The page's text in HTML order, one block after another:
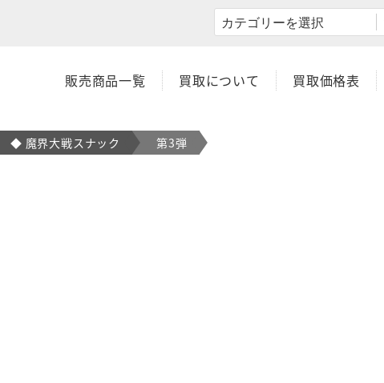
買取OK/交渉OK】スーパー渡のやりくりターボ！
販売商品一覧 買取について 買取価格表
◆ 魔界大戦スナック 第3弾